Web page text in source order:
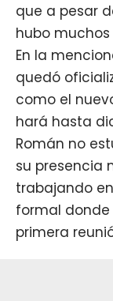
que a pesar
hubo
En la
quedó
como el
hará hasta
Román no
su presencia
trabajando
formal donde
primera